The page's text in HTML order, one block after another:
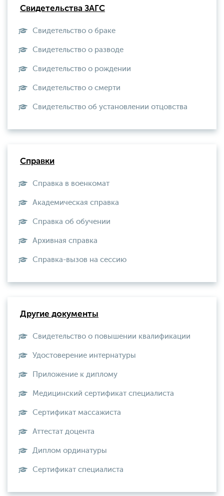
Свидетельства ЗАГС
Свидетельство о браке
Свидетельство о разводе
Свидетельство о рождении
Свидетельство о смерти
Свидетельство об установлении отцовства
Справки
Справка в военкомат
Академическая справка
Справка об обучении
Архивная справка
Справка-вызов на сессию
Другие документы
Свидетельство о повышении квалификации
Удостоверение интернатуры
Приложение к диплому
Медицинский сертификат специалиста
Сертификат массажиста
Аттестат доцента
Диплом ординатуры
Сертификат специалиста